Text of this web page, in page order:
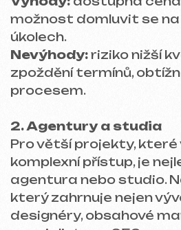
v reálném čase.
Výhody:neustálá kontrola nad
projektem, rychlá reakce na
Nevýhody:
nejvyšší náklady na
týmu, nutnost dohledu a průběžné
spolupráce.
PORTFOLIO —
SE, JAK PRACUJÍ
Co hledat v portfoliu?
Podívejte se, jaké stránky vývojář
vytvořil. Pokud jde o
weby a vy potřebujete e-shop, je